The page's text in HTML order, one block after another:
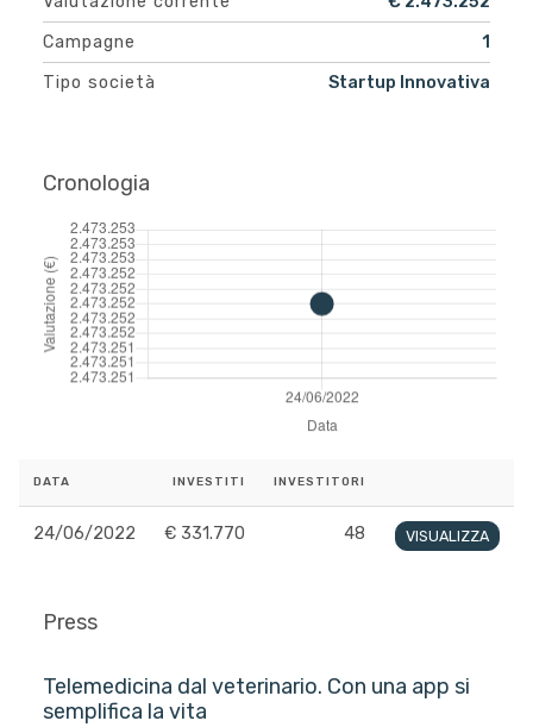
Campagne
1
Tipo società
Startup Innovativa
Cronologia
DATA INVESTITI INVESTITORI
24/06/2022 € 331.770 48 VISUALIZZA
Press
Telemedicina dal veterinario. Con una app si
semplifica la vita